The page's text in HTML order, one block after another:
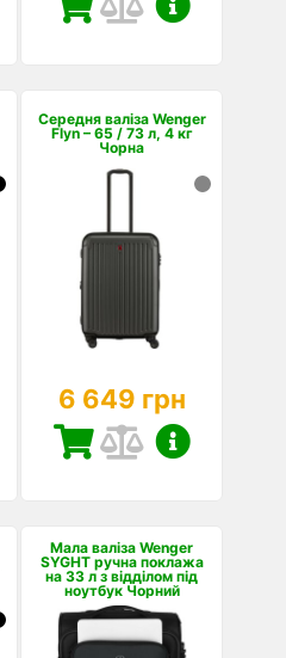
Середня валіза Wenger
Flyn – 65 / 73 л, 4 кг
Чорна
6 649 грн
Мала валіза Wenger
SYGHT ручна поклажа
на 33 л з відділом під
ноутбук Чорний